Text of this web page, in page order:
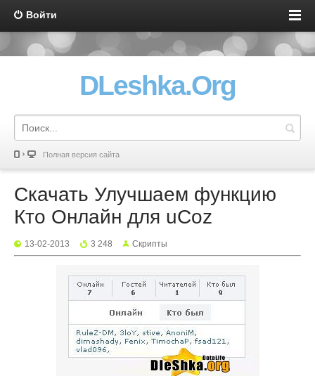
Войти
DLeshka.Org
Полная версия сайта
Скачать Улучшаем функцию
Кто Онлайн для uCoz
13-02-2013 3 248 Скрипты